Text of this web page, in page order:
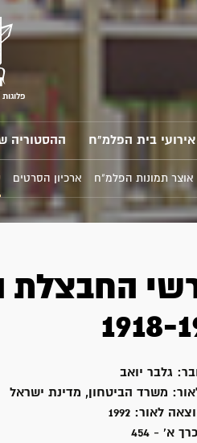
אירועי בית הפלמ"ח ההסטוריה
אוצר תמונות הפלמ"ח ארכיון הסרטים
החבצלת
1918-
גלבר יואב
משרד הביטחון, מדינת ישראל
לאור:
כרך א' - 454